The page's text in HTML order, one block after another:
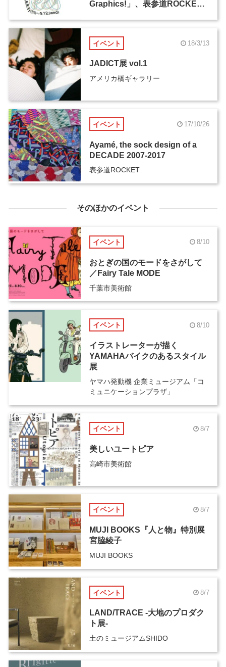
Graphics!」、表参道ROCKET
イベント 18/3/13
JADICT展 vol.1
アメリカ橋ギャラリー
イベント 17/10/26
Ayamé, the sock design of a
DECADE 2007-2017
表参道ROCKET
そのほかのイベント
イベント 8/10
おとぎの国のモードをさがして
／Fairy Tale MODE
千葉市美術館
イベント 8/10
イラストレーターが描く
YAMAHAバイクのあるスタイル
展
ヤマハ発動機 企業ミュージアム「コ
ミュニケーションプラザ」
イベント 8/7
美しいユートピア
高崎市美術館
イベント 8/7
MUJI BOOKS『人と物』特別展
宮脇綾子
MUJI BOOKS
イベント 8/7
LAND/TRACE -大地のプロダク
ト展-
土のミュージアムSHIDO